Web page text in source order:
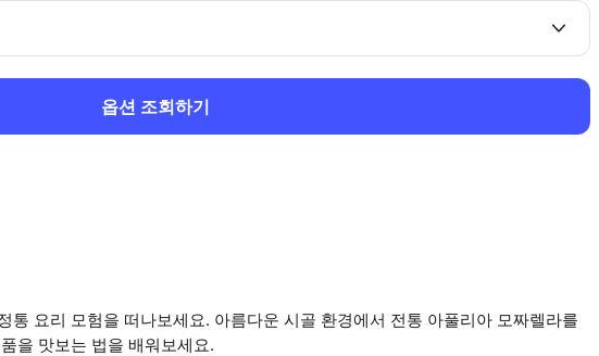
옵션 조회하기
통 요리 모험을 떠나보세요. 아름다운 시골 환경에서 전통 아풀리아 모짜렐라를
을 맛보는 법을 배워보세요.